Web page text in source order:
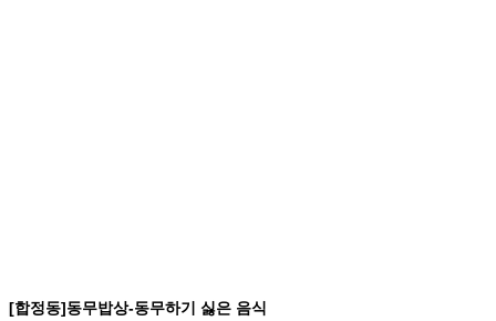
[합정동]동무밥상-동무하기 싫은 음식